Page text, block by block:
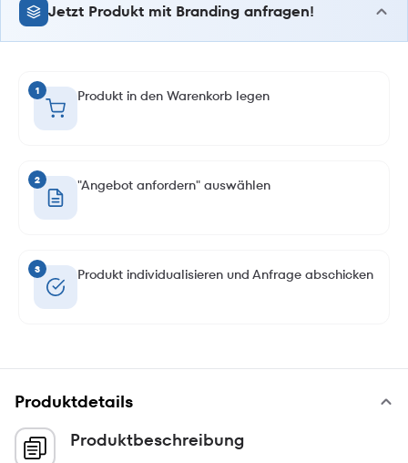
Jetzt Produkt mit Branding anfragen!
1 Produkt in den Warenkorb legen
2 "Angebot anfordern" auswählen
3 Produkt individualisieren und Anfrage abschicken
Produktdetails
Produktbeschreibung